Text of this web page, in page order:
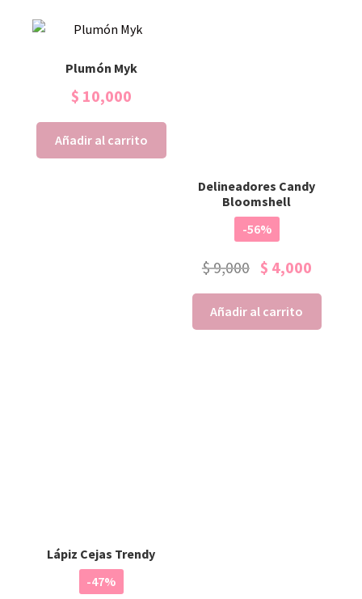
Plumón Myk
$ 10,000
Añadir al carrito
Delineadores Candy
Bloomshell
-56%
$9,000 $ 4,000
Añadir al carrito
Lápiz Cejas Trendy
-47%